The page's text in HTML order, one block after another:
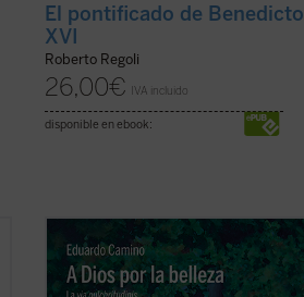
El pontificado de Benedicto
XVI
Roberto Regoli
26,00€ IVA incluido
disponible en ebook:
La pregunta que vertebra los
interrogantes de este libro es: ¿Por qué
Benedicto XVI está plenamente